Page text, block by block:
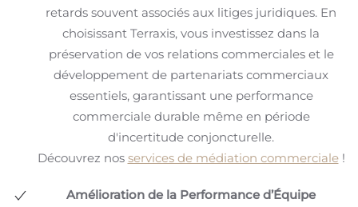
retards souvent associés aux litiges juridiques. En
choisissant Terraxis, vous investissez dans la
préservation de vos relations commerciales et le
développement de partenariats commerciaux
essentiels, garantissant une performance
commerciale durable même en période
d'incertitude conjoncturelle.
Découvrez nos services de médiation commerciale!
Amélioration de la Performance d’Équipe